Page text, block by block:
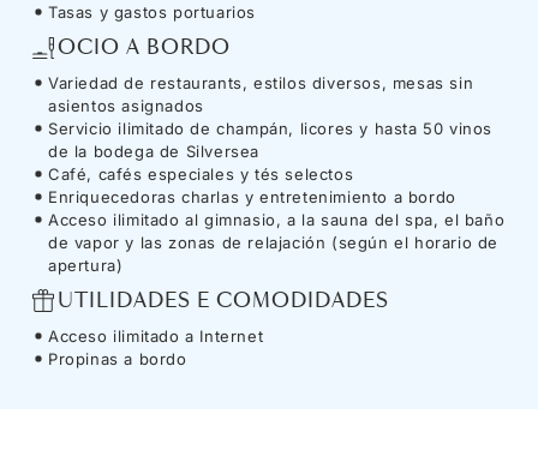
Tasas y gastos portuarios
OCIO A BORDO
Variedad de restaurants, estilos diversos, mesas sin
asientos asignados
Servicio ilimitado de champán, licores y hasta 50 vinos
de la bodega de Silversea
Café, cafés especiales y tés selectos
Enriquecedoras charlas y entretenimiento a bordo
Acceso ilimitado al gimnasio, a la sauna del spa, el baño
de vapor y las zonas de relajación (según el horario de
apertura)
UTILIDADES E COMODIDADES
Acceso ilimitado a Internet
Propinas a bordo